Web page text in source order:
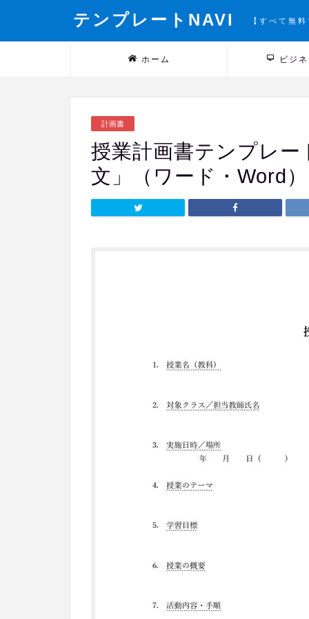
テンプレートNAVI 【すべて無
ホーム ビジ
計画書
授業計画書テンプレ
文」（ワード・Word）